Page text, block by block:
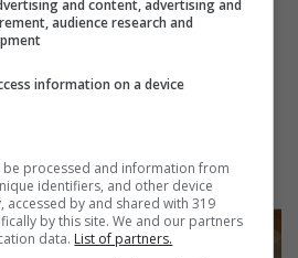
ingredienti in modo da
il più possibile
all’interno della
and content, advertising and
audience research and
information on a device
processed and information from
identifiers, and other device
accessed by and shared with 319
by this site. We and our partners
data. List of partners.